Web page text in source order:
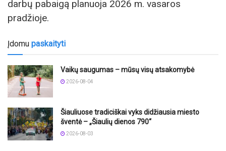
darbų pabaigą planuoja 2026 m. vasaros
pradžioje.
Įdomu paskaityti
Vaikų saugumas – mūsų visų atsakomybė
2026-08-04
Šiauliuose tradiciškai vyks didžiausia miesto
šventė – „Šiaulių dienos 790“
2026-08-03